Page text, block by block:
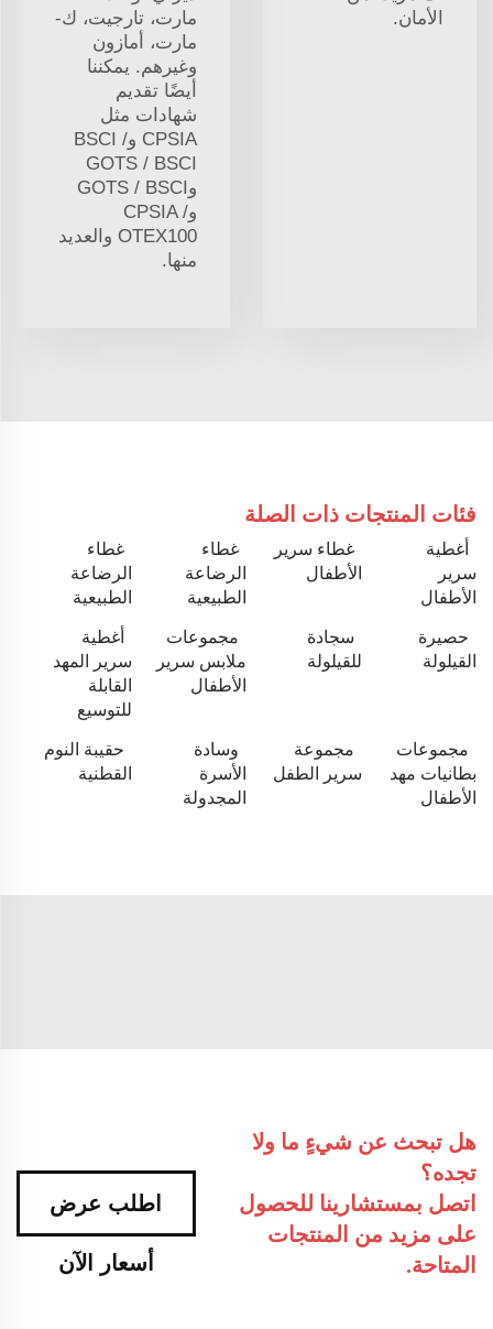
الأمان.
مارت، تارجيت، ك-
مارت، أمازون
وغيرهم. يمكننا
أيضًا تقديم
شهادات مثل
CPSIA وBSCI /
GOTS / BSCI
وGOTS / BSCI
وCPSIA /
OTEX100 والعديد
منها.
فئات المنتجات ذات الصلة
أغطية
سرير
الأطفال
غطاء سرير
الأطفال
غطاء
الرضاعة
الطبيعية
غطاء
الرضاعة
الطبيعية
حصيرة
القيلولة
سجادة
للقيلولة
مجموعات
ملابس سرير
الأطفال
أغطية
سرير المهد
القابلة
للتوسيع
مجموعات
بطانيات مهد
الأطفال
مجموعة
سرير الطفل
وسادة
الأسرة
المجدولة
حقيبة النوم
القطنية
هل تبحث عن شيءٍ ما ولا
تجده؟
اتصل بمستشارينا للحصول
على مزيد من المنتجات
المتاحة.
اطلب عرض
أسعار الآن